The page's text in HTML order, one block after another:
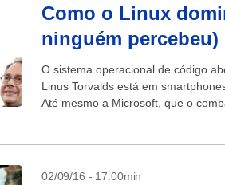
Como o Linux
ninguém percebeu)
O sistema operacional de código
Linus Torvalds está em
Até mesmo a Microsoft, que o
02/09/16 - 17:00min